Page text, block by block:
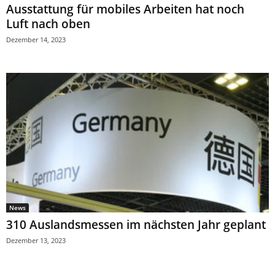
Ausstattung für mobiles Arbeiten hat noch
Luft nach oben
Dezember 14, 2023
News
310 Auslandsmessen im nächsten Jahr geplant
Dezember 13, 2023